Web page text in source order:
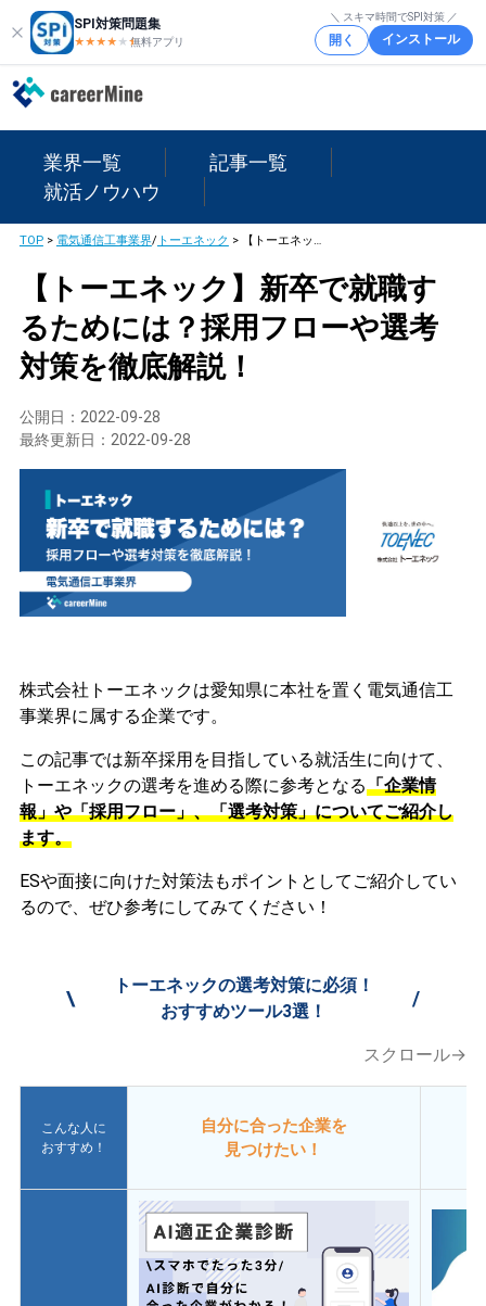
SPI対策問題集
★★★★ ★★
無料アプリ
＼ スキマ時間でSPI対策 ／
開く インストール
業界一覧
記事一覧
就活ノウハウ
TOP> 電気通信工事業界/トーエネック > 【トーエネック】新卒で就職するためには？採用フローや選考対策を徹底解説！
【トーエネック】新卒で就職す
るためには？採用フローや選考
対策を徹底解説！
公開日： 2022-09-28
最終更新日： 2022-09-28
株式会社トーエネックは愛知県に本社を置く電気通信工
事業界に属する企業です。
この記事では新卒採用を目指している就活生に向けて、
トーエネックの選考を進める際に参考となる「企業情
報」や「採用フロー」、「選考対策」についてご紹介し
ます。
ESや面接に向けた対策法もポイントとしてご紹介してい
るので、ぜひ参考にしてみてください！
\
トーエネックの選考対策に必須！
おすすめツール3選！
/
スクロール→
こんな人に
おすすめ！
自分に合った企業を
見つけたい！